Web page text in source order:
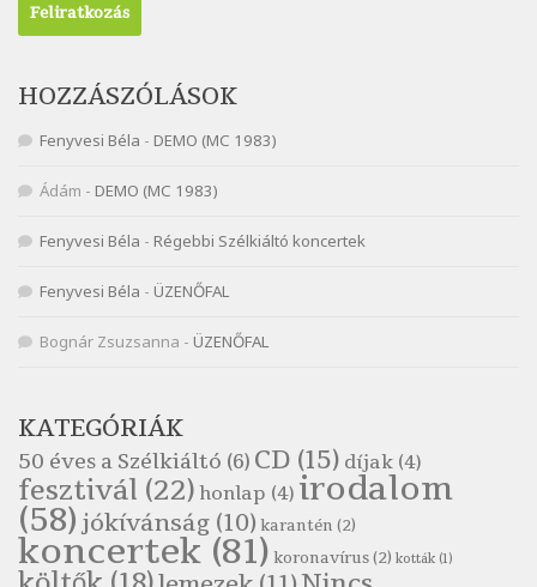
Nagy Bandó András: Ülj le csak egyszer
Nagy Bandó András: Vakondok
Nagy Bandó András: Vizilóblues
Szélkiáltó
Szélkiáltó
Népköltés: Most érkeztünk
Szélkiáltó
Népköltés: Reggeli köszöntő
Pákolitz István: Altató
Szélkiáltó
Pákolitz István: Bakarasz
Szélkiáltó
Pákolitz István: Csiga-biga
Szélkiáltó
HOZZÁSZÓLÁSOK
Fenyvesi Béla - DEMO (MC 1983)
Ádám - DEMO (MC 1983)
Fenyvesi Béla - Régebbi Szélkiáltó koncertek
Fenyvesi Béla - ÜZENŐFAL
Bognár Zsuzsanna - ÜZENŐFAL
KATEGÓRIÁK
50 éves a Szélkiáltó (6) CD (15) díjak (4)
fesztivál (22) honlap (4) irodalom
(58)jókívánság (10) karantén (2)
koncertek(81) koronavírus(2) kották (1)